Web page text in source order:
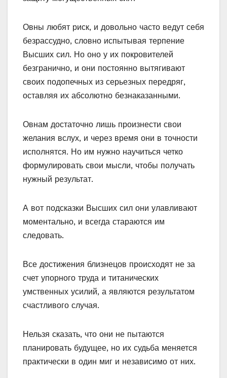
Овны любят риск, и довольно часто ведут себя
безрассудно, словно испытывая терпение
Высших сил. Но оно у их покровителей
безгранично, и они постоянно вытягивают
своих подопечных из серьезных передряг,
оставляя их абсолютно безнаказанными.
Овнам достаточно лишь произнести свои
желания вслух, и через время они в точности
исполнятся. Но им нужно научиться четко
формулировать свои мысли, чтобы получать
нужный результат.
А вот подсказки Высших сил они улавливают
моментально, и всегда стараются им
следовать.
Все достижения близнецов происходят не за
счет упорного труда и титанических
умственных усилий, а являются результатом
счастливого случая.
Нельзя сказать, что они не пытаются
планировать будущее, но их судьба меняется
практически в один миг и независимо от них.